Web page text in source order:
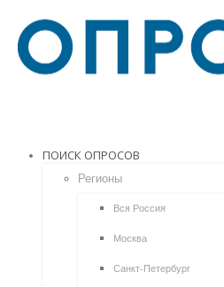
ПОИСК ОПРОСОВ
Регионы
Вся Россия
Москва
Санкт-Петербург